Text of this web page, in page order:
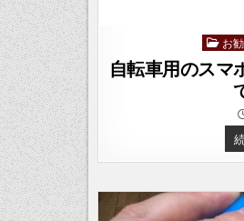
Posted
in
お
自転車用のスマ